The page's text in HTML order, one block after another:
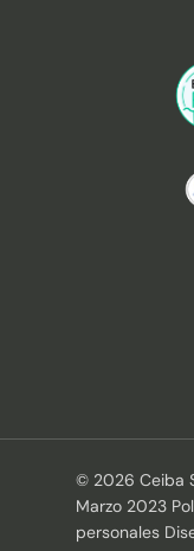
© 2026 Ceiba
Marzo 2023
personales